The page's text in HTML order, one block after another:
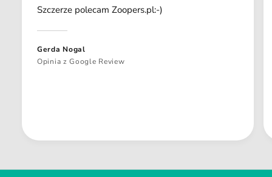
Szczerze polecam Zoopers.pl:-)
Gerda Nogal
Opinia z Google Review